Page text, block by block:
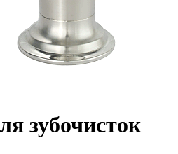
зубочисток